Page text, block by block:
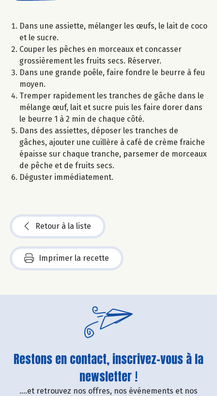
Dans une assiette, mélanger les œufs, le lait de coco
et le sucre.
Couper les pêches en morceaux et concasser
grossièrement les fruits secs. Réserver.
Dans une grande poêle, faire fondre le beurre à feu
moyen.
Tremper rapidement les tranches de gâche dans le
mélange œuf, lait et sucre puis les faire dorer dans
le beurre 1 à 2 min de chaque côté.
Dans des assiettes, déposer les tranches de
gâches, ajouter une cuillère à café de crème fraiche
épaisse sur chaque tranche, parsemer de morceaux
de pêche et de fruits secs.
Déguster immédiatement.
Retour à la liste
Imprimer la recette
Restons en contact, inscrivez-vous à la
newsletter !
....et retrouvez nos offres, nos événements et nos